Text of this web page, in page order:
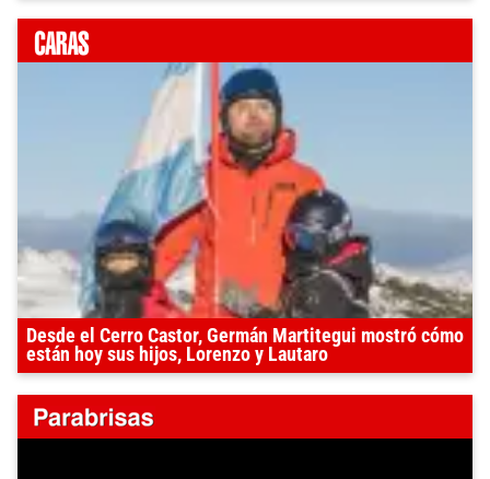
Desde el Cerro Castor, Germán Martitegui mostró cómo
están hoy sus hijos, Lorenzo y Lautaro